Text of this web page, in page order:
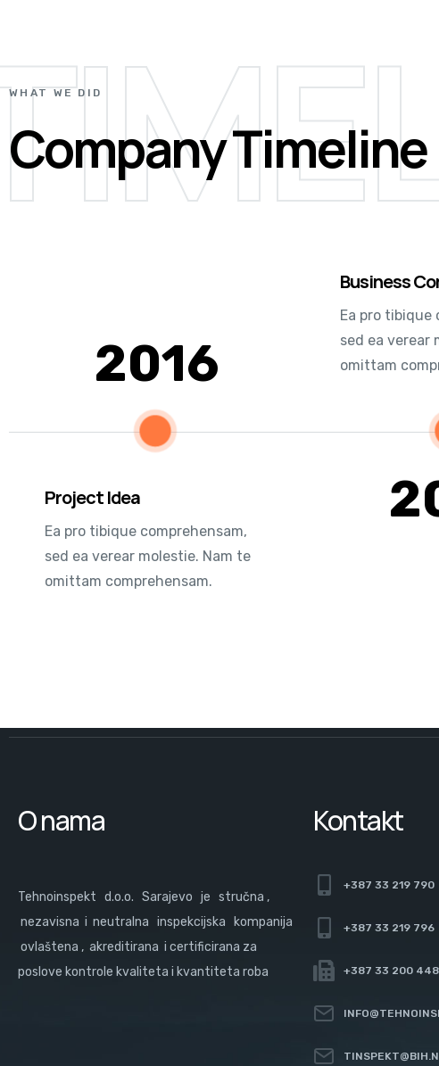
WHAT WE DID
Company Timeline
2016
Project Idea
Ea pro tibique comprehensam,
sed ea verear molestie. Nam te
omittam comprehensam.
Business
Ea pro tibique
sed ea verear
omittam
O nama
Tehnoinspekt d.o.o. Sarajevo je stručna ,
nezavisna i neutralna inspekcijska kompanija
ovlaštena , akreditirana i certificirana za
poslove kontrole kvaliteta i kvantiteta roba
Kontakt
+387 33 219 790
+387 33 219 796
+387 33 200 448